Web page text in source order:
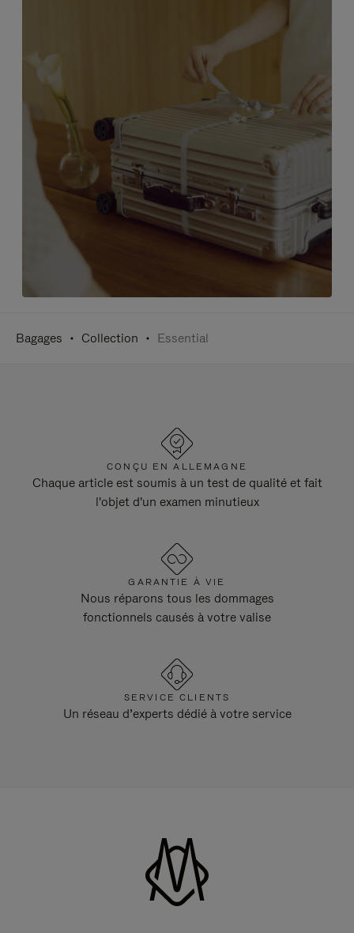
Bagages Collection Essential
CONÇU EN ALLEMAGNE
Chaque article est soumis à un test de qualité et fait
l'objet d'un examen minutieux
GARANTIE À VIE
Nous réparons tous les dommages
fonctionnels causés à votre valise
SERVICE CLIENTS
Un réseau d’experts dédié à votre service